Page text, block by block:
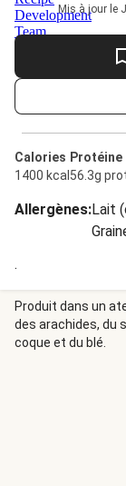
Mis à jour le
Calories
1400 kcal
Protéine
56.3g
Allergènes:Lait
.
Produit dans un
des arachides, du
coque et du blé.